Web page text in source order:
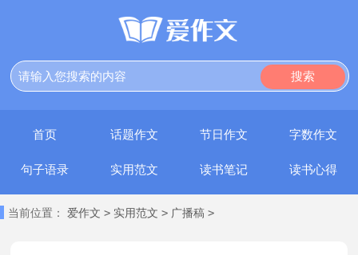
搜索
首页 话题作文 节日作文 字数作文
句子语录 实用范文 读书笔记 读书心得
当前位置： 爱作文 > 实用范文 > 广播稿 >